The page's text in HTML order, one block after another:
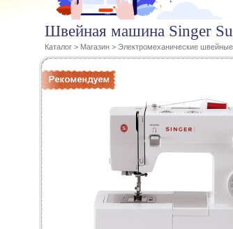
Швейная машина Singer
Каталог> Магазин> Электромеханические